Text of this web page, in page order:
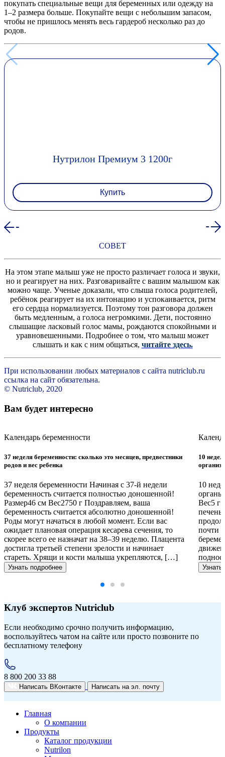
покупать специальные вещи для беременных или одежду на
1–2 размера больше. Покупайте вещи с небольшим запасом,
чтобы не пришлось менять весь гардероб несколько раз до
родов.
Нутрилон Премиум 3 1200г
Купить
СОВЕТ
На этом этапе малыш уже не просто различает голоса и звуки,
но и реагирует на них. Разговаривайте с вашим малышом как
можно чаще. Ученые доказали, что слыша голоса родителей,
ребёнок реагирует на их интонацию и успокаивается, ритм
его сердца нормализуется. Поэтому тон разговора должен
быть медленным, а голоса негромкими. Дети, постоянно
слышащие ласковый голос мамы, рождаются спокойными и
уравновешенными. Подробнее о том, что малыш может
слышать и как с ним общаться, читайте здесь.
При использовании любых материалов с сайта nutriclub.ru
ссылка на сайт обязательна.
© Nutriclub, 2020
Вам будет интересно
Календарь беременности
37 неделя беременности: сколько это месяцев, предвестники
родов и вес ребенка
37 неделя беременности Начиная с 37-й недели
беременность считается полностью доношенной!
Размер46 см Вес2750 г Поздравляем, ваша
беременность считается абсолютно доношенной!
Роды могут начаться в любой момент. Если вас
ожидает плановая операция кесарева сечения, то
скорее всего ее назначат на 38–39 неделю. Плацента
достигла третьей степени зрелости и начинает
стареть. Хрящи и кости малыша укрепляются, […]
Узнать подробнее
10
10
Вес5 г
печень
почти
Узнать
Клуб экспертов Nutriclub
Если необходимо срочно получить информацию,
воспользуйтесь чатом на сайте или просто позвоните по
бесплатному телефону
8 800 200 33 88
Написать ВКонтакте Написать на эл. почту
Главная
О компании
Продукты
Каталог продукции
Nutrilon